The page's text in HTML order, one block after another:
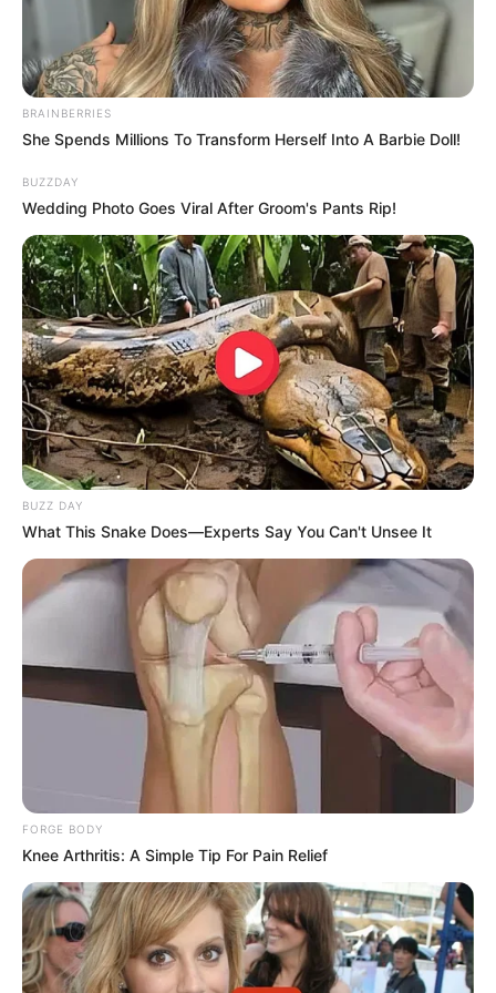
PRONOSTIC QUINTÉ PRIX DE MORTAIN 25-
08-2025
PRONOSTIC QUINTÉ PMU et bruits d’écuries
du jour à VINCENNES dans le PRIX DE
MORTAIN 25 Août 2025
BRAINBERRIES
She Spends Millions To Transform Herself Into A Barbie Doll!
BUZZDAY
Wedding Photo Goes Viral After Groom's Pants Rip!
BUZZ DAY
What This Snake Does—Experts Say You Can't Unsee It
FORGE BODY
Knee Arthritis: A Simple Tip For Pain Relief